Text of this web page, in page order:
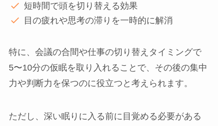
短時間で頭を切り替える効果
目の疲れや思考の滞りを一時的に解消
特に、会議の合間や仕事の切り替えタイミングで
5〜10分の仮眠を取り入れることで、その後の集中
力や判断力を保つのに役立つと考えられます。
ただし、深い眠りに入る前に目覚める必要がある